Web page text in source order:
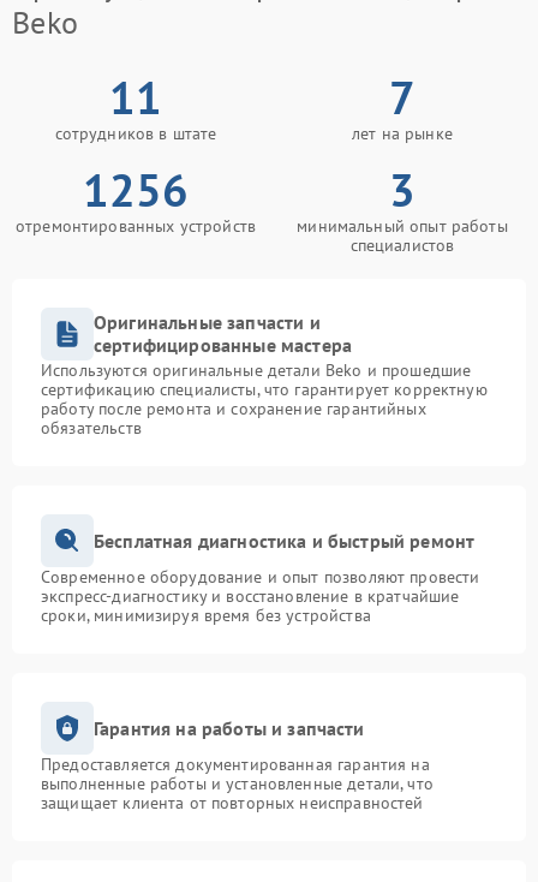
креплений, кнопок)
температуры
фильтра
1200 рублей
Замена прессостата 1550 рублей
1550 рублей
электропроводки
1250 рублей
Ремонт или замена
патрубка
1250 рублей
Замена щёток
Замена ТЭН 1200 рублей
Beko
11
сотрудников в штате
7
лет на рынке
1256
отремонтированных устройств
3
минимальный опыт работы
специалистов
Оригинальные запчасти и
сертифицированные мастера
Используются оригинальные детали Beko и прошедшие
сертификацию специалисты, что гарантирует корректную
работу после ремонта и сохранение гарантийных
обязательств
Бесплатная диагностика и быстрый ремонт
Современное оборудование и опыт позволяют провести
экспресс-диагностику и восстановление в кратчайшие
сроки, минимизируя время без устройства
Гарантия на работы и запчасти
Предоставляется документированная гарантия на
выполненные работы и установленные детали, что
защищает клиента от повторных неисправностей